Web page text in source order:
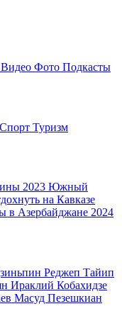
Видео Фото Подкасты
Спорт Туризм
2023 Южный
на Кавказе
в Азербайджане 2024
Реджеп Тайип
Ираклий Кобахидзе
Масуд Пезешкиан